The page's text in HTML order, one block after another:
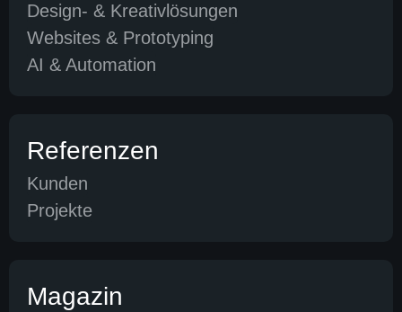
Design- & Kreativlösungen
Websites & Prototyping
AI & Automation
Referenzen
Kunden
Projekte
Magazin